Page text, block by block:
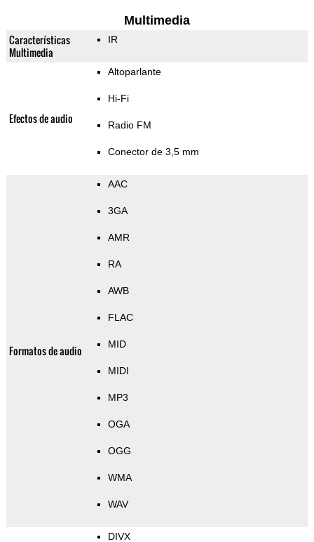
Multimedia
Características
Multimedia
IR
Efectos de audio
Altoparlante
Hi-Fi
Radio FM
Conector de 3,5 mm
Formatos de audio
AAC
3GA
AMR
RA
AWB
FLAC
MID
MIDI
MP3
OGA
OGG
WMA
WAV
DIVX